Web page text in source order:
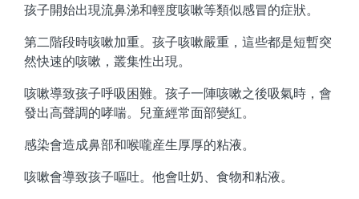
孩子開始出現流鼻涕和輕度咳嗽等類似感冒的症狀。
第二階段時咳嗽加重。孩子咳嗽嚴重，這些都是短暫突
然快速的咳嗽，叢集性出現。
咳嗽導致孩子呼吸困難。孩子一陣咳嗽之後吸氣時，會
發出高聲調的哮喘。兒童經常面部變紅。
感染會造成鼻部和喉嚨産生厚厚的粘液。
咳嗽會導致孩子嘔吐。他會吐奶、食物和粘液。